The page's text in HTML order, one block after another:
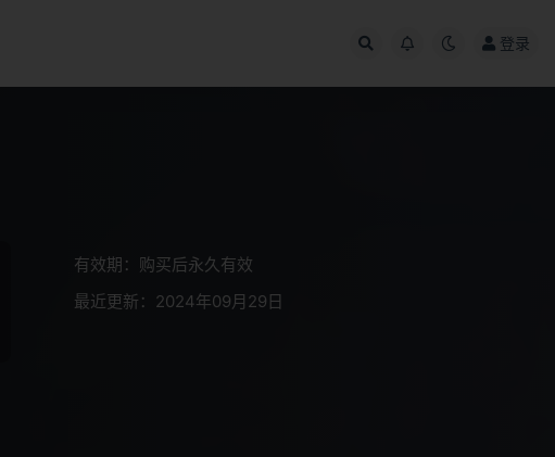
登录
有效期：购买后永久有效
最近更新：2024年09月29日